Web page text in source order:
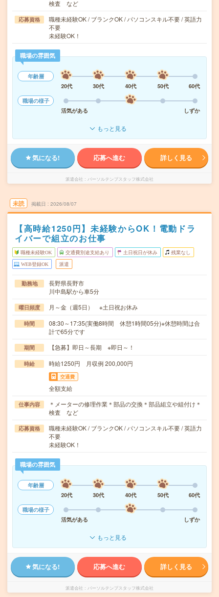
検査 など
応募資格
職種未経験OK / ブランクOK / パソコンスキル不要 / 英語力
不要
未経験OK！
職場の雰囲気
年齢層
20代
30代 40代 50代
60代
職場の様子
活気がある
しずか
もっと見る
気になる! 応募へ進む 詳しく見る
派遣会社 パーソルテンプスタッフ株式会社
未読 掲載日 2026/08/07
【高時給1250円】未経験からOK！電動ドラ
イバーで組立のお仕事
職種未経験OK 交通費別途支給あり 土日祝日が休み 残業なし
WEB登録OK 派遣
勤務地
長野県長野市
川中島駅から車5分
曜日頻度 月～金（週5日） ※土日祝お休み
時間
08:30～17:35(実働8時間 休憩1時間05分)※休憩時間は合
計で65分です
期間 【急募】即日～長期 ※即日～！
時給 時給1250円 月収例 200,000円
交通費
全額支給
仕事内容
＊メーターの修理作業＊部品の交換＊部品組立や組付け＊
検査 など
応募資格
職種未経験OK / ブランクOK / パソコンスキル不要 / 英語力
不要
未経験OK！
職場の雰囲気
年齢層
20代
30代 40代 50代
60代
職場の様子
活気がある
しずか
もっと見る
気になる! 応募へ進む 詳しく見る
派遣会社 パーソルテンプスタッフ株式会社